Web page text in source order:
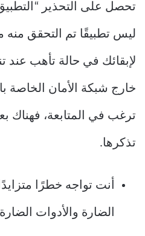
تحصل على التحذير
لإبقائك في حالة تأهب عند
خارج شبكة الأمان الخاصة
ترغب في المتابعة، فهناك
تذكرها.
أنت تواجه خطرًا
الضارة والأدوات